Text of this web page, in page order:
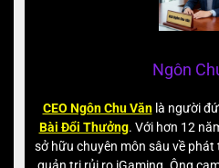
Ngôn
CEO Ngôn Chu Vănlà người
Bài Đổi Thưởng. Với hơn 12
sở hữu chuyên môn sâu về